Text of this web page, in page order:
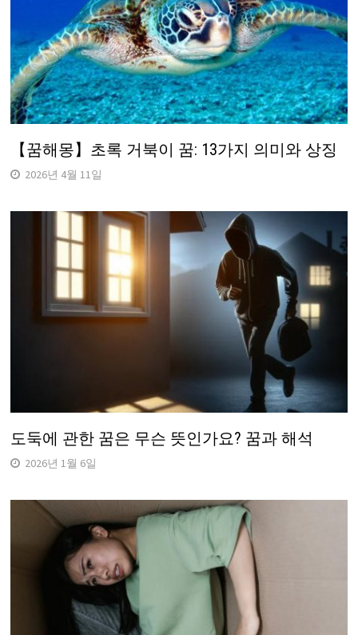
【꿈해몽】초록 거북이 꿈: 13가지 의미와 상징
2026년 4월 11일
도둑에 관한 꿈은 무슨 뜻인가요? 꿈과 해석
2026년 1월 6일